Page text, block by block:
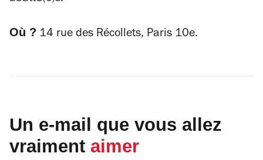
Où ? 14 rue des Récollets, Paris 10e.
Un e-mail que vous allez
vraiment aimer